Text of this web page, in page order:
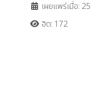
เผยแพร่เมื่อ:
ฮิต: 172